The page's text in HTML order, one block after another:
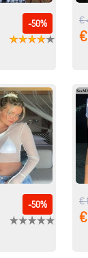
-50% €
-50% €